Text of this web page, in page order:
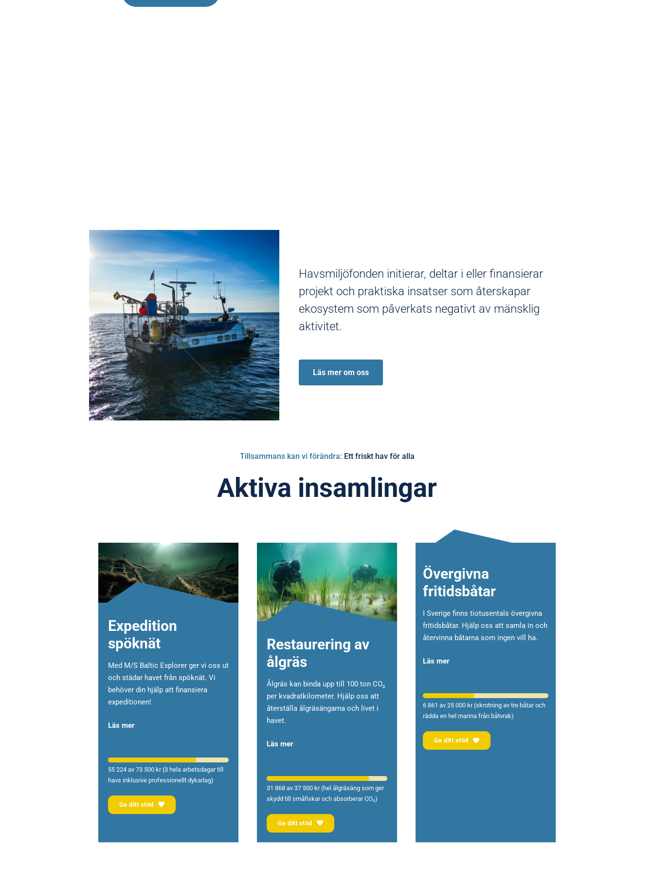
Havsmiljöfonden initierar, deltar i eller finansierar
projekt och praktiska insatser som återskapar
ekosystem som påverkats negativt av mänsklig
aktivitet.
Läs mer om oss
Tillsammans kan vi förändra: Ett friskt hav för alla
Aktiva insamlingar
Expedition
spöknät
Med M/S Baltic Explorer ger vi oss ut
och städar havet från spöknät. Vi
behöver din hjälp att finansiera
expeditionen!
Läs mer
55 224 av 73 500 kr (3 hela arbetsdagar till
havs inklusive professionellt dykarlag)
Ge ditt stöd
Restaurering av
ålgräs
Ålgräs kan binda upp till 100 ton CO₂
per kvadratkilometer. Hjälp oss att
återställa ålgräsängarna och livet i
havet.
Läs mer
31 868 av 37 500 kr (hel ålgräsäng som ger
skydd till småfiskar och absorberar CO₂)
Ge ditt stöd
Övergivna
fritidsbåtar
I Sverige finns tiotusentals övergivna
fritidsbåtar. Hjälp oss att samla in och
återvinna båtarna som ingen vill ha.
Läs mer
6 861 av 25 000 kr (skrotning av tre båtar och
rädda en hel marina från båtvrak)
Ge ditt stöd